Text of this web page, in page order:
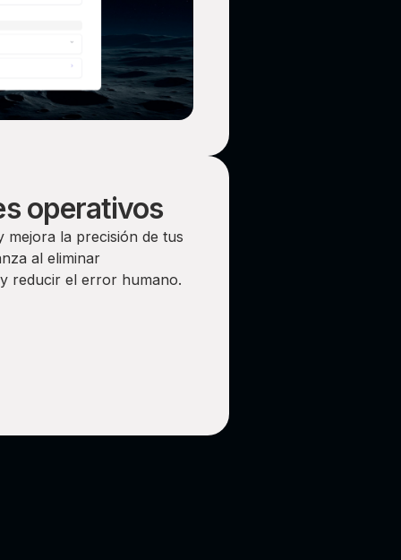
operativos
mejora la precisión de tus
al eliminar
reducir el error humano.